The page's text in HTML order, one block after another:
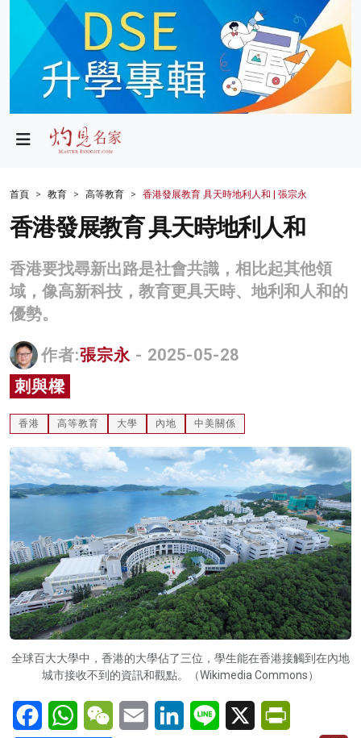
政局
財經
生活
商業
科技
影片
名家榜
灼見活動
關於我們
首頁 教育 高等教育 香港發展教育 具天時地利人和 | 張宗永
香港發展教育 具天時地利人和
香港要找尋新出路是社會共識，相比起其他領
域，像高新科技，教育更具天時、地利和人和的
優勢。
作者:張宗永 - 2025-05-28
刺與樑
香港 高等教育 大學 內地 中美關係
全球百大大學中，香港的大學佔了三位，學生能在香港接觸到在內地
城市接收不到的資訊和觀點。（Wikimedia Commons）
FacebookWhatsAppWeChatEmail LinkedInLine X